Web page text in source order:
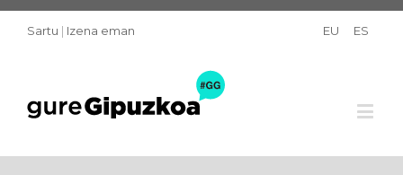
Sartu | Izena eman EU ES